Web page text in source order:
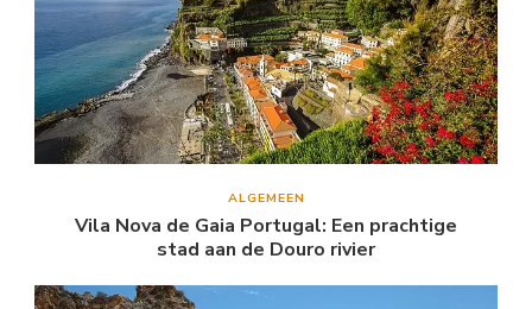
ALGEMEEN
Vila Nova de Gaia Portugal: Een prachtige
stad aan de Douro rivier